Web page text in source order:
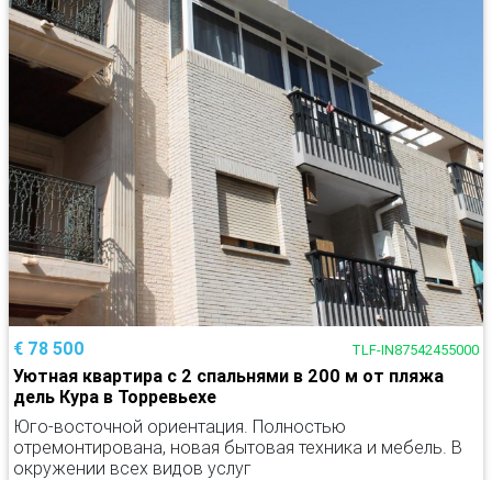
€ 78 500 TLF-IN87542455000
Уютная квартира с 2 спальнями в 200 м от пляжа
дель Кура в Торревьехе
Юго-восточной ориентация. Полностью
отремонтирована, новая бытовая техника и мебель. В
окружении всех видов услуг